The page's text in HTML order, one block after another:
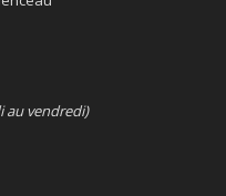
au vendredi)